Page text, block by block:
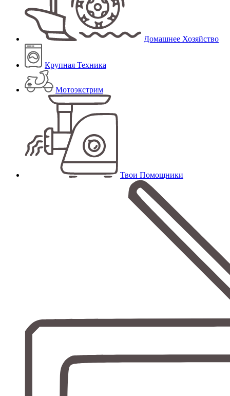
Домашнее Хозяйство
Крупная Техника
Мотоэкстрим
Твои Помощники